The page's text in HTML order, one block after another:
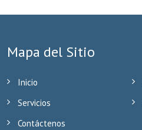
Mapa del Sitio
Inicio
Servicios
Contáctenos